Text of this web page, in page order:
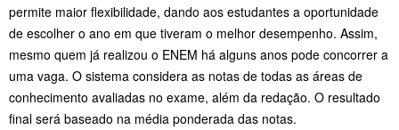
permite maior flexibilidade, dando aos estudantes a oportunidade
de escolher o ano em que tiveram o melhor desempenho. Assim,
mesmo quem já realizou o ENEM há alguns anos pode concorrer a
uma vaga. O sistema considera as notas de todas as áreas de
conhecimento avaliadas no exame, além da redação. O resultado
final será baseado na média ponderada das notas.